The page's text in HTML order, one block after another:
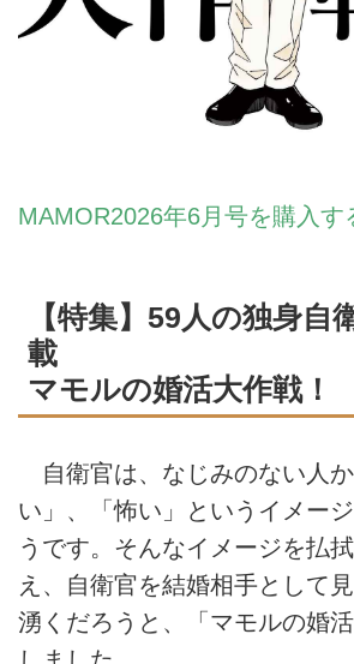
MAMOR2026年6月号を購入す
【特集】59人の独身自
載
マモルの婚活大作戦！
自衛官は、なじみのない人
い」、「怖い」というイメー
うです。そんなイメージを払
え、自衛官を結婚相手として
湧くだろうと、「マモルの婚